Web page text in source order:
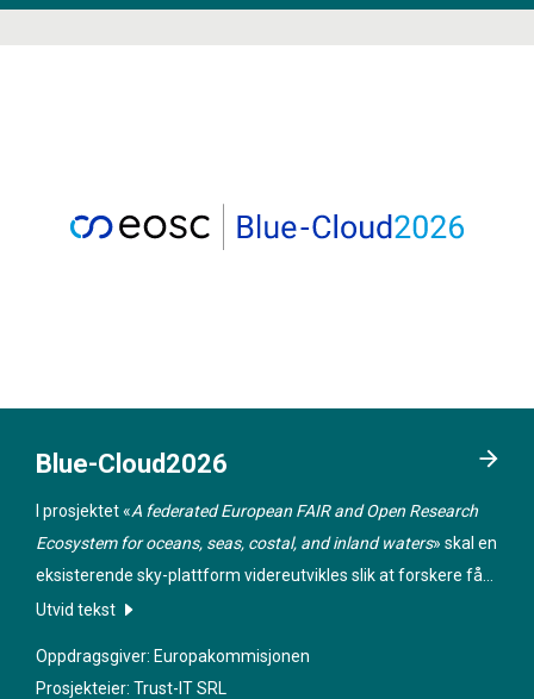
Blue-Cloud2026
I prosjektet «A federated European FAIR and Open Research
Ecosystem for oceans, seas, costal, and inland waters» skal en
eksisterende sky-plattform videreutvikles slik at forskere får
best mulig tilgang til data og tjenester. Forskningsfeltene som
jordkloden.
Utvid tekst
Oppdragsgiver: Europakommisjonen
Prosjekteier: Trust-IT SRL